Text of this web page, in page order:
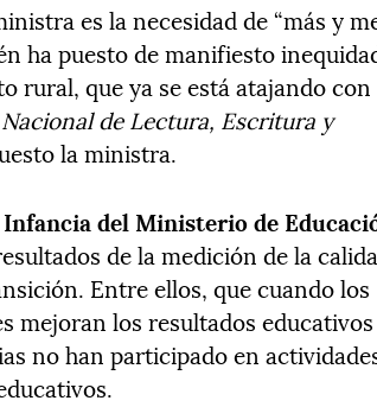
es la necesidad de “más y
ha puesto de manifiesto
rural, que ya se está atajando con
de Lectura, Escritura y
la ministra.
del Ministerio de
de la medición de la
Entre ellos, que cuando los
mejoran los resultados
no han participado en